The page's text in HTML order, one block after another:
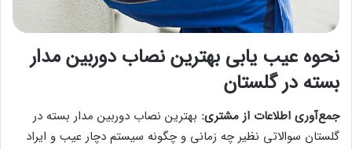
نحوه عیب یابی بهترین نصاب دوربین مدار
بسته در گلستان
جمع‌آوری اطلاعات از مشتری: بهترین نصاب دوربین مدار بسته در
گلستان سوالاتی نظیر چه زمانی و چگونه سیستم دچار عیب و ایراد